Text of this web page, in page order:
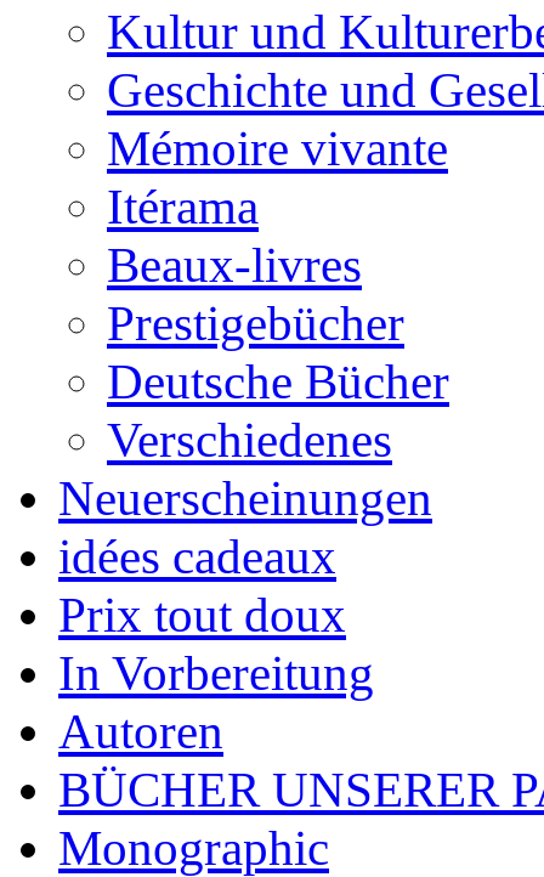
Kultur und
Geschichte und
Mémoire vivante
Itérama
Beaux-livres
Prestigebücher
Deutsche Bücher
Verschiedenes
Neuerscheinungen
idées cadeaux
Prix tout doux
In Vorbereitung
Autoren
BÜCHER UNSERER
Monographic